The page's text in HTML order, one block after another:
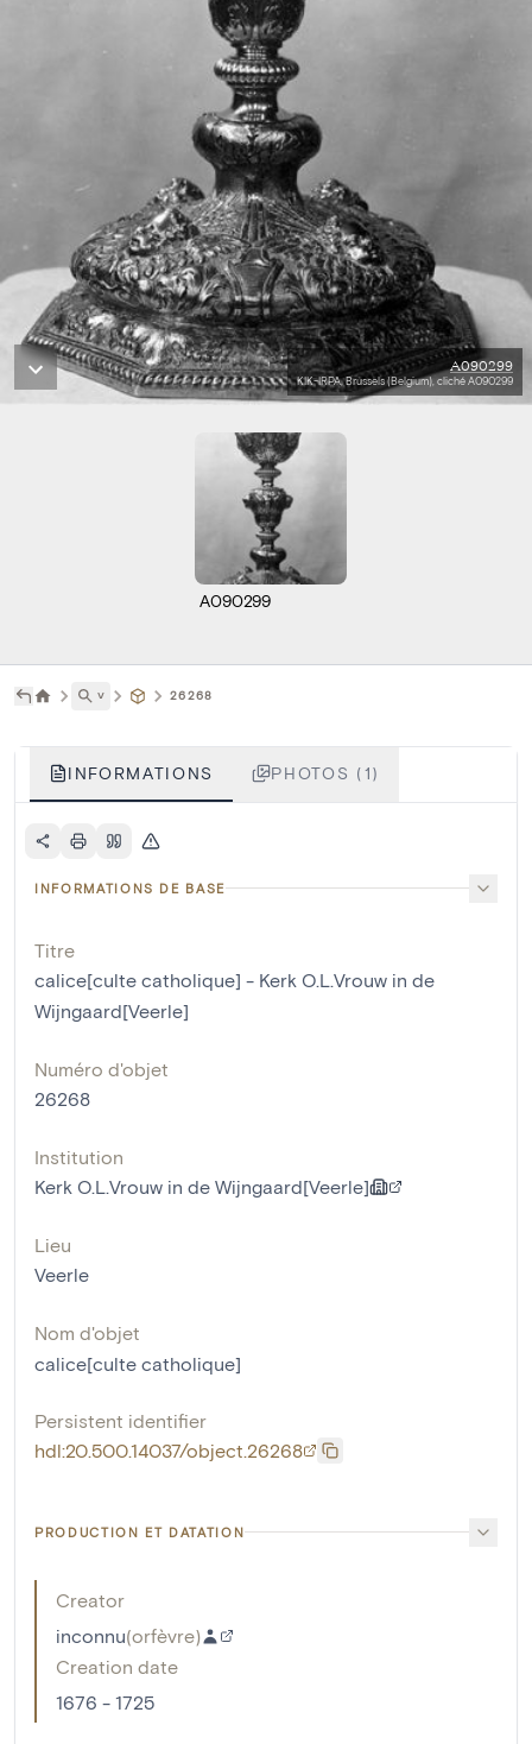
A090299
KIK-IRPA, Brussels (Belgium), cliché A090299
A090299
˅ 26268
INFORMATIONS PHOTOS (1)
INFORMATIONS DE BASE
Titre
calice[culte catholique] - Kerk O.L.Vrouw in de
Wijngaard[Veerle]
Numéro d'objet
26268
Institution
Kerk O.L.Vrouw in de Wijngaard[Veerle]
Lieu
Veerle
Nom d'objet
calice[culte catholique]
Persistent identifier
hdl:20.500.14037/object.26268
PRODUCTION ET DATATION
Creator
inconnu(orfèvre)
Creation date
1676 - 1725